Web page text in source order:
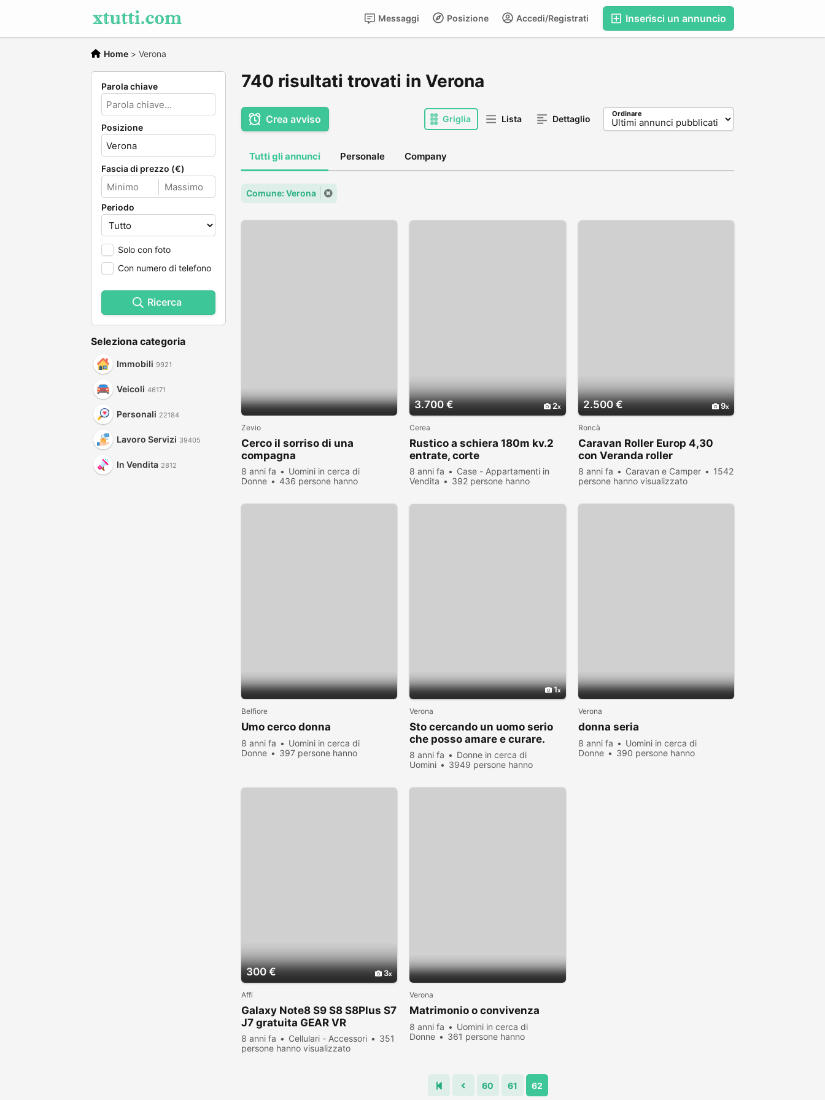
Inserisci un annuncio
Accedi/Registrati
Posizione
Messaggi
Home > Verona
Parola chiave
Posizione
Fascia di prezzo (€)
Periodo
Solo con foto
Con numero di telefono
Ricerca
Seleziona categoria
Immobili 9921
Veicoli 46171
Personali 22184
Lavoro Servizi 39405
In Vendita 2812
740 risultati trovati in Verona
Crea avviso Griglia Lista Dettaglio Ordinare
Tutti gli annunci Personale Company
Comune: Verona
Zevio
Cerco il sorriso di una
compagna
8 anni fa
Uomini in cerca di
Donne
436 persone hanno
3.700 € 2
Cerea
Rustico a schiera 180m kv.2
entrate, corte
8 anni fa
Case - Appartamenti in
Vendita
392 persone hanno
2.500 € 9
Roncà
Caravan Roller Europ 4,30
con Veranda roller
8 anni fa Caravan e Camper
1542
persone hanno visualizzato
Belfiore
Umo cerco donna
8 anni fa
Uomini in cerca di
Donne
397 persone hanno
1
Verona
Sto cercando un uomo serio
che posso amare e curare.
8 anni fa
Donne in cerca di
Uomini
3949 persone hanno
Verona
donna seria
8 anni fa
Uomini in cerca di
Donne
390 persone hanno
300 € 3
Affi
Galaxy Note8 S9 S8 S8Plus S7
J7 gratuita GEAR VR
8 anni fa Cellulari - Accessori
351
persone hanno visualizzato
Verona
Matrimonio o convivenza
8 anni fa
Uomini in cerca di
Donne
361 persone hanno
60 61 62